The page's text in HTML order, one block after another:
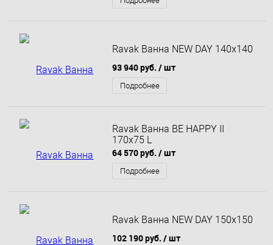
Ravak Ванна NEW DAY 140x140
93 940 руб. / шт
Подробнее
Ravak Ванна BE HAPPY II
170x75 L
64 570 руб. / шт
Подробнее
Ravak Ванна NEW DAY 150x150
102 190 руб. / шт